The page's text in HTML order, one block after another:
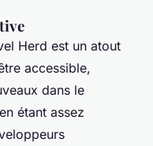
Herd est un atout
accessible,
dans le
étant assez